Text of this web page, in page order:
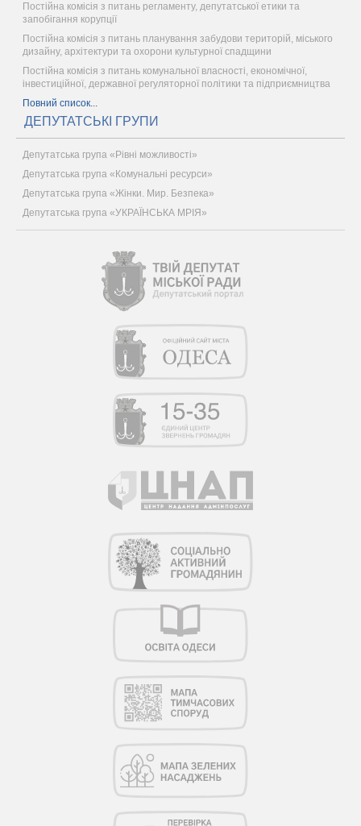
Постійна комісія з питань регламенту, депутатської етики та
запобігання корупції
Постійна комісія з питань планування забудови територій, міського
дизайну, архітектури та охорони культурної спадщини
Постійна комісія з питань комунальної власності, економічної,
інвестиційної, державної регуляторної політики та підприємництва
Повний список...
ДЕПУТАТСЬКІ ГРУПИ
Депутатська група «Рівні можливості»
Депутатська група «Комунальні ресурси»
Депутатська група «Жінки. Мир. Безпека»
Депутатська група «УКРАЇНСЬКА МРІЯ»